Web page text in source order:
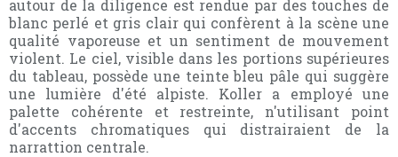
autour de la diligence est rendue par des touches de
blanc perlé et gris clair qui confèrent à la scène une
qualité vaporeuse et un sentiment de mouvement
violent. Le ciel, visible dans les portions supérieures
du tableau, possède une teinte bleu pâle qui suggère
une lumière d'été alpiste. Koller a employé une
palette cohérente et restreinte, n'utilisant point
d'accents chromatiques qui distrairaient de la
narrattion centrale.